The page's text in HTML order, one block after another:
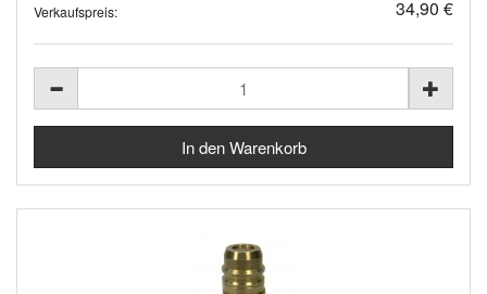
Verkaufspreis: 34,90 €